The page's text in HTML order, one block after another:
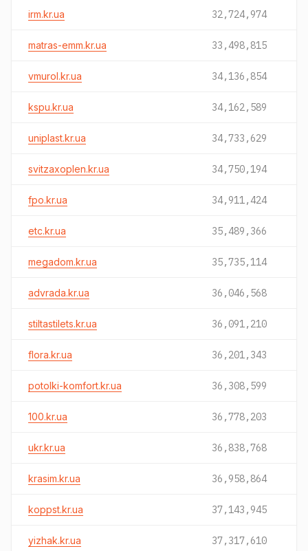
irm.kr.ua 32,724,974
matras-emm.kr.ua 33,498,815
vmurol.kr.ua 34,136,854
kspu.kr.ua 34,162,589
uniplast.kr.ua 34,733,629
svitzaxoplen.kr.ua 34,750,194
fpo.kr.ua 34,911,424
etc.kr.ua 35,489,366
megadom.kr.ua 35,735,114
advrada.kr.ua 36,046,568
stiltastilets.kr.ua 36,091,210
flora.kr.ua 36,201,343
potolki-komfort.kr.ua 36,308,599
100.kr.ua 36,778,203
ukr.kr.ua 36,838,768
krasim.kr.ua 36,958,864
koppst.kr.ua 37,143,945
yizhak.kr.ua 37,317,610